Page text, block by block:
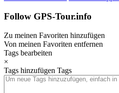
Follow GPS-Tour.info
Zu meinen Favoriten hinzufügen
Von meinen Favoriten entfernen
Tags bearbeiten
×
Tags hinzufügen Tags